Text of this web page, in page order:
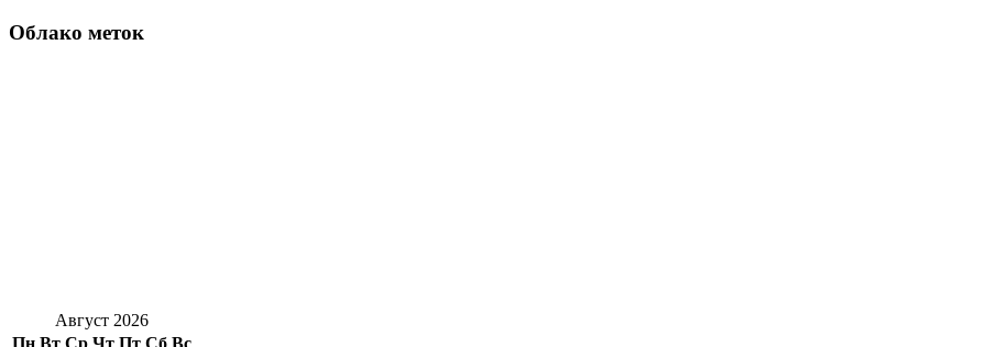
Облако меток
Август 2026